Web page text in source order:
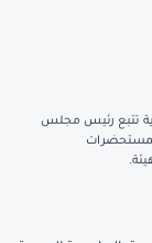
تتبع رئيس مجلس
المستحضرات